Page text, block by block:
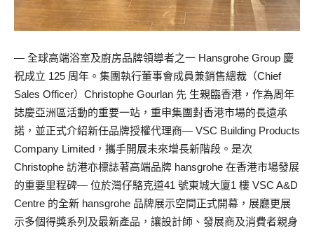
— 全球高端浴室及廚房品牌領導者之一 Hansgrohe Group 慶
祝成立 125 周年。集團執行董事會成員兼銷售總裁（Chief
Sales Officer）Christophe Gourlan 先 生親臨香港，作為周年
誌慶亞洲區活動的重要一站，重申集團對香港市場的長遠承
諾，並正式介紹新任品牌授權代理商— VSC Building Products
Company Limited，攜手開展未來增長新階段。是次
Christophe 訪港亦標誌著高端品牌 hansgrohe 在香港市場發展
的重要里程碑— 位於灣仔駱克道41 號東城大廈1 樓 VSC A&D
Centre 的全新 hansgrohe 品牌展示空間正式開幕，展廳更展
示多個得獎系列及最新產品，讓設計師、發展商及消費者親身